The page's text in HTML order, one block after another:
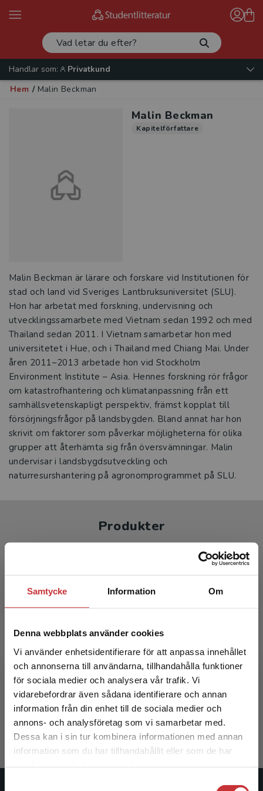
Samtycke Information Om
Denna webbplats använder cookies
Vi använder enhetsidentifierare för att anpassa innehållet
och annonserna till användarna, tillhandahålla funktioner
för sociala medier och analysera vår trafik. Vi
vidarebefordrar även sådana identifierare och annan
information från din enhet till de sociala medier och
annons- och analysföretag som vi samarbetar med.
Dessa kan i sin tur kombinera informationen med annan
information som du har tillhandahållit eller som de har
Begränsad fraktregion
Det verkar som att du besöker
studentlitteratur.se via en enhet utanför Sverige.
Vi erbjuder inte leveranser utanför Sverige. För
Handlar som:
Privatkund
Hem / Malin Beckman
Malin Beckman
Kapitelförfattare
Malin Beckman är lärare och forskare vid Institutionen för
stad och land vid Sveriges Lantbruksuniversitet (SLU).
Hon har arbetat med forskning, undervisning och
utvecklingssamarbete med Vietnam sedan 1992 och med
Thailand sedan 2011. I Vietnam samarbetar hon med
universitetet i Hue, och i Thailand med Chiang Mai. Under
åren 2011–2013 arbetade hon vid Stockholm
Environment Institute – Asia. Hennes forskning rör frågor
om katastrofhantering och klimatanpassning från ett
samhällsvetenskapligt perspektiv, främst kopplat till
försörjningsfrågor på landsbygden. Bland annat har hon
skrivit om faktorer som påverkar möjligheterna för olika
grupper att återhämta sig från översvämningar. Malin
undervisar i landsbygdsutveckling och
naturresurshantering på agronomprogrammet på SLU.
Produkter
Katastrofriskreducering
Becker, P - Baez Ullberg, S (red.)
349 kr inkl. moms
Exkl. moms: 329 kr